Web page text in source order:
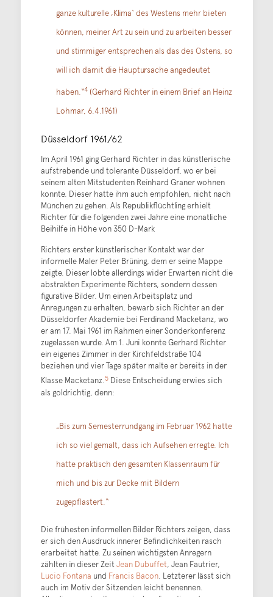
ganze kulturelle ‚Klima‘ des Westens mehr bieten
können, meiner Art zu sein und zu arbeiten besser
und stimmiger entsprechen als das des Ostens, so
will ich damit die Hauptursache angedeutet
haben.“4(Gerhard Richter in einem Brief an Heinz
Lohmar, 6.4.1961)
Düsseldorf 1961/62
Im April 1961 ging Gerhard Richter in das künstlerische
aufstrebende und tolerante Düsseldorf, wo er bei
seinem alten Mitstudenten Reinhard Graner wohnen
konnte. Dieser hatte ihm auch empfohlen, nicht nach
München zu gehen. Als Republikflüchtling erhielt
Richter für die folgenden zwei Jahre eine monatliche
Beihilfe in Höhe von 350 D-Mark
Richters erster künstlerischer Kontakt war der
informelle Maler Peter Brüning, dem er seine Mappe
zeigte. Dieser lobte allerdings wider Erwarten nicht die
abstrakten Experimente Richters, sondern dessen
figurative Bilder. Um einen Arbeitsplatz und
Anregungen zu erhalten, bewarb sich Richter an der
Düsseldorfer Akademie bei Ferdinand Macketanz, wo
er am 17. Mai 1961 im Rahmen einer Sonderkonferenz
zugelassen wurde. Am 1. Juni konnte Gerhard Richter
ein eigenes Zimmer in der Kirchfeldstraße 104
beziehen und vier Tage später malte er bereits in der
Klasse Macketanz.5Diese Entscheidung erwies sich
als goldrichtig, denn:
„Bis zum Semesterrundgang im Februar 1962 hatte
ich so viel gemalt, dass ich Aufsehen erregte. Ich
hatte praktisch den gesamten Klassenraum für
mich und bis zur Decke mit Bildern
zugepflastert.“
Die frühesten informellen Bilder Richters zeigen, dass
er sich den Ausdruck innerer Befindlichkeiten rasch
erarbeitet hatte. Zu seinen wichtigsten Anregern
zählten in dieser ZeitJean Dubuffet, Jean Fautrier,
Lucio Fontana und Francis Bacon. Letzterer lässt sich
auch im Motiv der Sitzenden leicht benennen.